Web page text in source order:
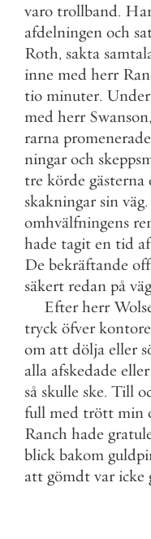
varo trollband.
afdelningen och
Roth, sakta
inne med herr
tio minuter. Under
med herr Swanson,
rarna promenerade
ningar och
tre körde gästerna
skakningar sin väg.
omhvälfningens
hade tagit en tid af
De bekräftande
säkert redan på väg
Efter herr
tryck öfver
om att dölja eller
alla afskedade eller
så skulle ske. Till
full med trött min
Ranch hade
blick bakom
att gömdt var icke